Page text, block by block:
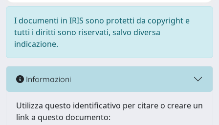
I documenti in IRIS sono protetti da copyright e
tutti i diritti sono riservati, salvo diversa
indicazione.
Informazioni
Utilizza questo identificativo per citare o creare un
link a questo documento: